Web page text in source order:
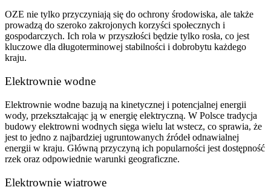
OZE nie tylko przyczyniają się do ochrony środowiska, ale także
prowadzą do szeroko zakrojonych korzyści społecznych i
gospodarczych. Ich rola w przyszłości będzie tylko rosła, co jest
kluczowe dla długoterminowej stabilności i dobrobytu każdego
kraju.
Elektrownie wodne
Elektrownie wodne bazują na kinetycznej i potencjalnej energii
wody, przekształcając ją w energię elektryczną. W Polsce tradycja
budowy elektrowni wodnych sięga wielu lat wstecz, co sprawia, że
jest to jedno z najbardziej ugruntowanych źródeł odnawialnej
energii w kraju. Główną przyczyną ich popularności jest dostępność
rzek oraz odpowiednie warunki geograficzne.
Elektrownie wiatrowe